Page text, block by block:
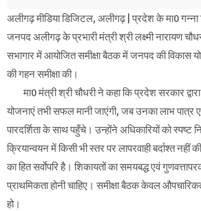
अलीगढ़ मीडिया डिजिटल, अलीगढ़ | प्रदेश के मा0 गन्ना
जनपद अलीगढ़ के प्रभारी मंत्री श्री लक्ष्मी नारायण
सभागार में आयोजित समीक्षा बैठक में जनपद की विकास
की गहन समीक्षा की।
मा0 मंत्री श्री चौधरी ने कहा कि प्रदेश सरकार
योजनाएं तभी सफल मानी जाएंगी, जब उनका लाभ पात्र
पारदर्शिता के साथ पहुँचे। उन्होंने अधिकारियों को स्पष्ट
क्रियान्वयन में किसी भी स्तर पर लापरवाही बर्दाश्त नहीं
का हित सर्वाेपरि है। शिकायतों का समयबद्ध एवं
प्राथमिकता होनी चाहिए। समीक्षा बैठक केवल
हो।